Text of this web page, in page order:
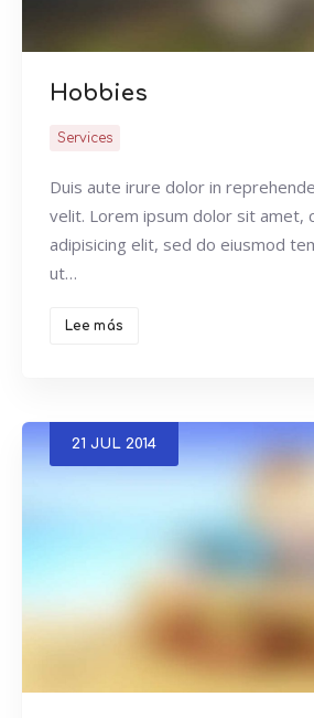
Buscar
Hobbies
Services
Duis aute irure dolor in
velit. Lorem ipsum dolor sit amet,
adipisicing elit, sed do eiusmod
ut…
Lee más
21 JUL 2014